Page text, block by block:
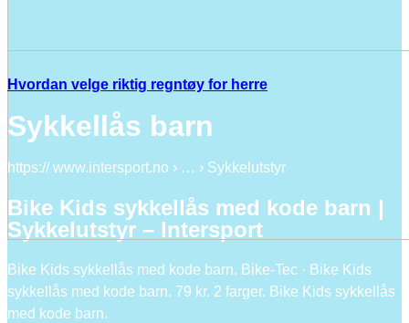
Hvordan velge riktig regntøy for herre
Sykkellås barn
https:// www.intersport.no › … › Sykkelutstyr
Bike Kids sykkellås med kode barn |
Sykkelutstyr – Intersport
Bike Kids sykkellås med kode barn. Bike-Tec · Bike Kids
sykkellås med kode barn. 79 kr. 2 farger. Bike Kids sykkellås
med kode barn.